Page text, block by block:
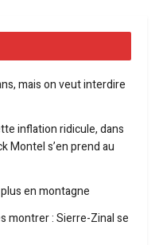
mais on veut interdire
inflation ridicule, dans
Montel s’en prend au
en montagne
montrer : Sierre-Zinal se